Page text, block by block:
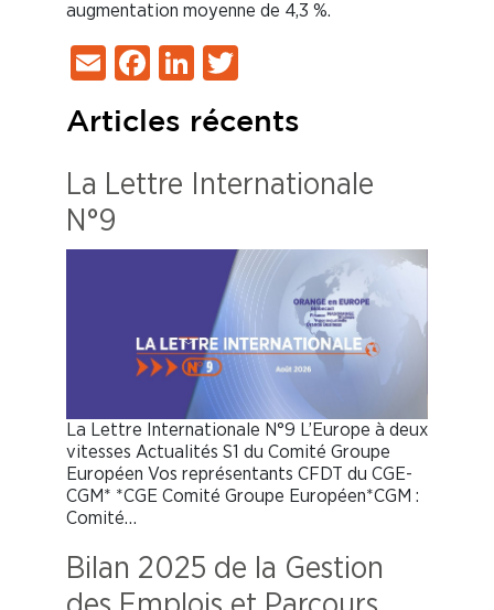
augmentation moyenne de 4,3 %.
EmailFacebook
LinkedIn
Articles récents
La Lettre Internationale
N°9
La Lettre Internationale N°9 L’Europe à deux
vitesses Actualités S1 du Comité Groupe
Européen Vos représentants CFDT du CGE-
CGM* *CGE Comité Groupe Européen*CGM :
Comité…
Bilan 2025 de la Gestion